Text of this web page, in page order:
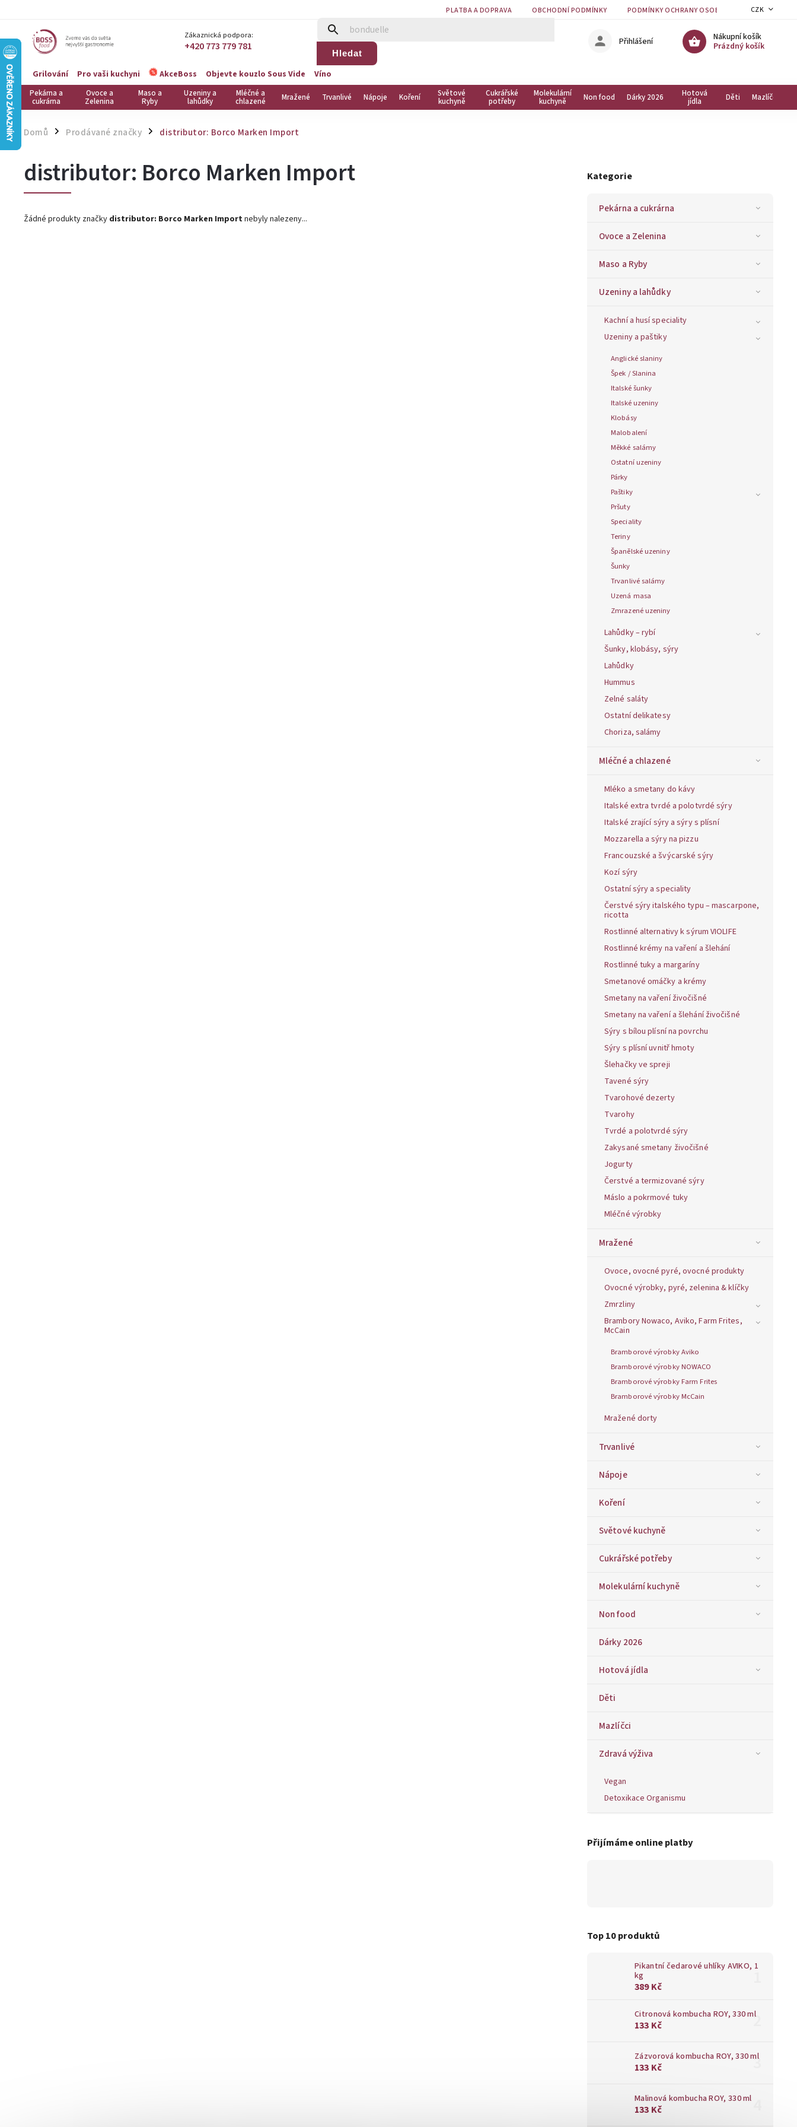
PLATBA A DOPRAVA OBCHODNÍ PODMÍNKY PODMÍNKY OCHRANY OSOBNÍCH ÚDAJŮ
CZK
Zákaznická podpora:
+420 773 779 781 Hledat
Nákupní košík
Prázdný košík
Přihlášení
Grilování Pro vaši kuchyni AkceBoss Objevte kouzlo Sous Vide Víno
Pekárna a
cukrárna
Ovoce a
Zelenina
Maso a
Ryby
Uzeniny a
lahůdky
Mléčné a
chlazené Mražené Trvanlivé Nápoje Koření Světové
kuchyně
Cukrářské
potřeby
Molekulární
kuchyně Non food Dárky 2026 Hotová
jídla Děti Mazlíčci
Domů / Prodávané značky / distributor: Borco Marken Import
Kategorie
Pekárna a cukrárna
Ovoce a Zelenina
Maso a Ryby
Uzeniny a lahůdky
Kachní a husí speciality
Uzeniny a paštiky
Anglické slaniny
Špek / Slanina
Italské šunky
Italské uzeniny
Klobásy
Malobalení
Měkké salámy
Ostatní uzeniny
Párky
Paštiky
Pršuty
Speciality
Teriny
Španělské uzeniny
Šunky
Trvanlivé salámy
Uzená masa
Zmrazené uzeniny
Lahůdky – rybí
Šunky, klobásy, sýry
Lahůdky
Hummus
Zelné saláty
Ostatní delikatesy
Choriza, salámy
Mléčné a chlazené
Mléko a smetany do kávy
Italské extra tvrdé a polotvrdé sýry
Italské zrající sýry a sýry s plísní
Mozzarella a sýry na pizzu
Francouzské a švýcarské sýry
Kozí sýry
Ostatní sýry a speciality
Čerstvé sýry italského typu – mascarpone,
ricotta
Rostlinné alternativy k sýrum VIOLIFE
Rostlinné krémy na vaření a šlehání
Rostlinné tuky a margaríny
Smetanové omáčky a krémy
Smetany na vaření živočišné
Smetany na vaření a šlehání živočišné
Sýry s bílou plísní na povrchu
Sýry s plísní uvnitř hmoty
Šlehačky ve spreji
Tavené sýry
Tvarohové dezerty
Tvarohy
Tvrdé a polotvrdé sýry
Zakysané smetany živočišné
Jogurty
Čerstvé a termizované sýry
Máslo a pokrmové tuky
Mléčné výrobky
Mražené
Ovoce, ovocné pyré, ovocné produkty
Ovocné výrobky, pyré, zelenina & klíčky
Zmrzliny
Brambory Nowaco, Aviko, Farm Frites,
McCain
Bramborové výrobky Aviko
Bramborové výrobky NOWACO
Bramborové výrobky Farm Frites
Bramborové výrobky McCain
Mražené dorty
Trvanlivé
Nápoje
Koření
Světové kuchyně
Cukrářské potřeby
Molekulární kuchyně
Non food
Dárky 2026
Hotová jídla
Děti
Mazlíčci
Zdravá výživa
Vegan
Detoxikace Organismu
Přijímáme online platby
Top 10 produktů
Pikantní čedarové uhlíky AVIKO, 1
kg
389 Kč
Citronová kombucha ROY, 330 ml
133 Kč
Zázvorová kombucha ROY, 330 ml
133 Kč
Malinová kombucha ROY, 330 ml
133 Kč
distributor: Borco Marken Import
Žádné produkty značky distributor: Borco Marken Importnebyly nalezeny...